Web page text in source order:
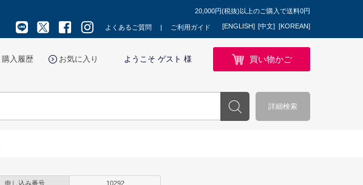
20,000円(税抜)以上のご購入で送料0円
よくあるご質問 ご利用ガイド [ENGLISH] [中文] [KOREAN]
購入履歴 お気に入り ようこそ ゲスト 様 買い物かご
詳細検索
申し込み番号 10292